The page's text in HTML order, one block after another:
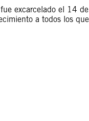
excarcelado el 14
a todos los